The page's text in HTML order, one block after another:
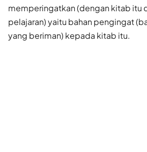
memperingatkan (dengan kitab itu
pelajaran) yaitu bahan pengingat
yang beriman) kepada kitab itu.